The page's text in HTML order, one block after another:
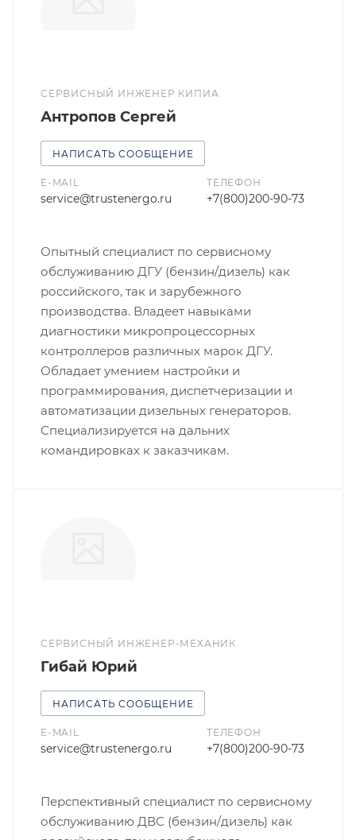
СЕРВИСНЫЙ ИНЖЕНЕР КИПИА
Антропов Сергей
НАПИСАТЬ СООБЩЕНИЕ
E-MAIL
service@trustenergo.ru
ТЕЛЕФОН
+7(800)200-90-73
Опытный специалист по сервисному
обслуживанию ДГУ (бензин/дизель) как
российского, так и зарубежного
производства. Владеет навыками
диагностики микропроцессорных
контроллеров различных марок ДГУ.
Обладает умением настройки и
программирования, диспетчеризации и
автоматизации дизельных генераторов.
Специализируется на дальних
командировках к заказчикам.
СЕРВИСНЫЙ ИНЖЕНЕР-МЕХАНИК
Гибай Юрий
НАПИСАТЬ СООБЩЕНИЕ
E-MAIL
service@trustenergo.ru
ТЕЛЕФОН
+7(800)200-90-73
Перспективный специалист по сервисному
обслуживанию ДВС (бензин/дизель) как